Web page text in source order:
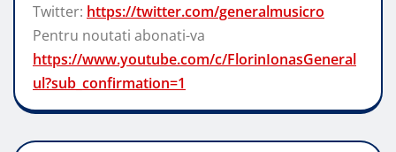
Twitter: https://twitter.com/generalmusicro
Pentru noutati abonati-va
https://www.youtube.com/c/FlorinIonasGeneral
ul?sub_confirmation=1